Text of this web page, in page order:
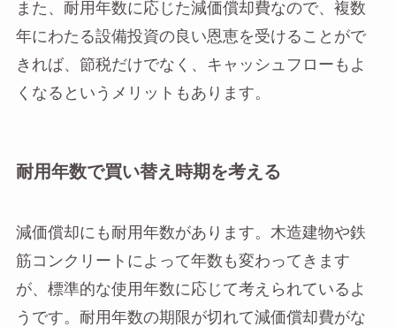
また、耐用年数に応じた減価償却費なので、複数
年にわたる設備投資の良い恩恵を受けることがで
きれば、節税だけでなく、キャッシュフローもよ
くなるというメリットもあります。
耐用年数で買い替え時期を考える
減価償却にも耐用年数があります。木造建物や鉄
筋コンクリートによって年数も変わってきます
が、標準的な使用年数に応じて考えられているよ
うです。耐用年数の期限が切れて減価償却費がな